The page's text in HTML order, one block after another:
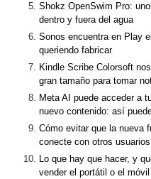
Shokz OpenSwim Pro:
dentro y fuera del agua
Sonos encuentra en Play
queriendo fabricar
Kindle Scribe Colorsoft
gran tamaño para tomar
Meta AI puede acceder a
nuevo contenido: así
Cómo evitar que la nueva
conecte con otros
Lo que hay que hacer, y
vender el portátil o el